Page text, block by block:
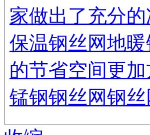
家做出了充分
保温钢丝网地暖
的节省空间更
锰钢钢丝网钢丝